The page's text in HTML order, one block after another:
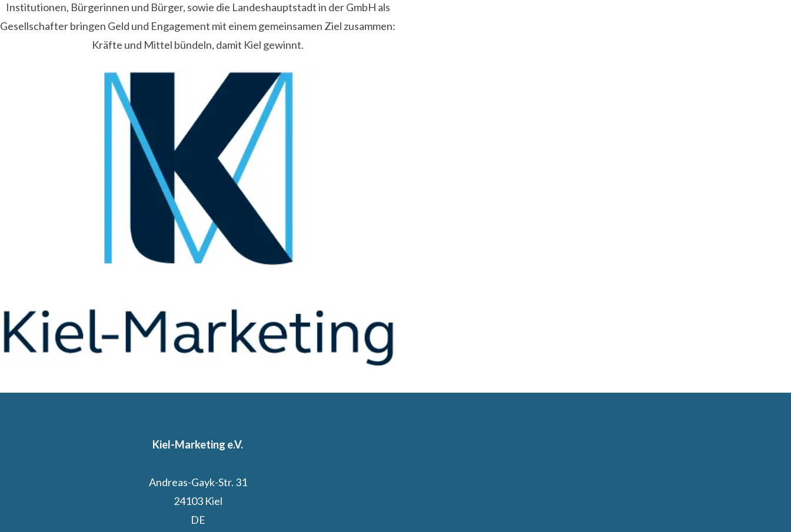
Institutionen, Bürgerinnen und Bürger, sowie die Landeshauptstadt in der GmbH als
Gesellschafter bringen Geld und Engagement mit einem gemeinsamen Ziel zusammen:
Kräfte und Mittel bündeln, damit Kiel gewinnt.
Kiel-Marketing e.V.
Andreas-Gayk-Str. 31
24103 Kiel
DE